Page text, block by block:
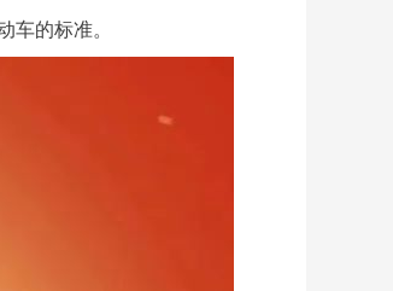
车的标准。